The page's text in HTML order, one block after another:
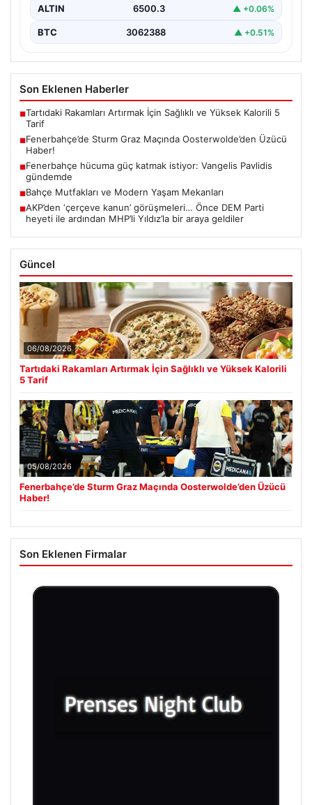
ALTIN 6500.3 ▲ +0.06%
BTC 3062388 ▲ +0.51%
Son Eklenen Haberler
■Tartıdaki Rakamları Artırmak İçin Sağlıklı ve Yüksek Kalorili 5
Tarif
■Fenerbahçe’de Sturm Graz Maçında Oosterwolde’den Üzücü
Haber!
■Fenerbahçe hücuma güç katmak istiyor: Vangelis Pavlidis
gündemde
■Bahçe Mutfakları ve Modern Yaşam Mekanları
■AKP’den ‘çerçeve kanun’ görüşmeleri… Önce DEM Parti
heyeti ile ardından MHP’li Yıldız’la bir araya geldiler
Güncel
06/08/2026
Tartıdaki Rakamları Artırmak İçin Sağlıklı ve Yüksek Kalorili
5 Tarif
05/08/2026
Fenerbahçe’de Sturm Graz Maçında Oosterwolde’den Üzücü
Haber!
Son Eklenen Firmalar